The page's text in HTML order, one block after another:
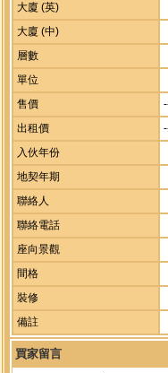
大廈 (英)
大廈 (中)
層數
單位
售價
出租價
入伙年份
地契年期
聯絡人
聯絡電話
座向景觀
間格
裝修
備註
買家留言